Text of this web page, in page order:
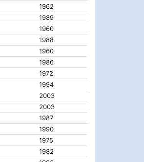
1962
1989
1960
1988
1960
1986
1972
1994
2003
2003
1987
1990
1975
1982